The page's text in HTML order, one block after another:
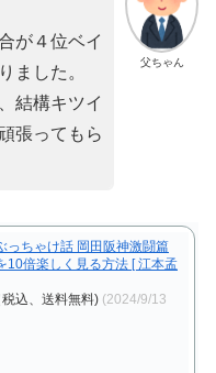
父ちゃん
が４位ベイ
ました。
結構キツイ
張ってもら
っちゃけ話 岡田阪神激闘篇
10倍楽しく見る方法 [ 江本孟
込、送料無料) (2024/9/13